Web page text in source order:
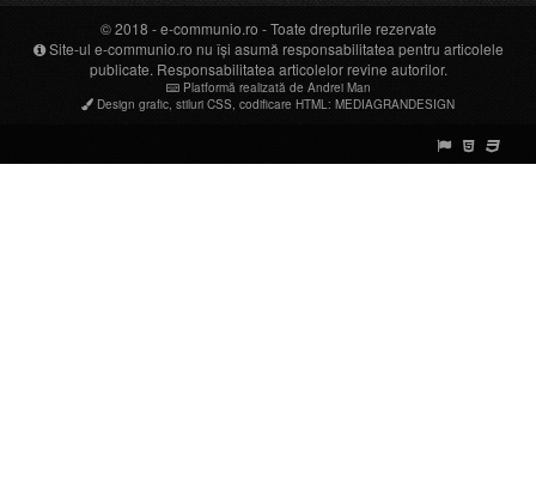
© 2018 -e-communio.ro - Toate drepturile rezervate
Site-ul e-communio.ro nu își asumă responsabilitatea pentru articolele
publicate. Responsabilitatea articolelor revine autorilor.
Platformă realizată de Andrei Man
Design grafic stiluri CSS codificare HTML : MEDIAGRANDESIGN